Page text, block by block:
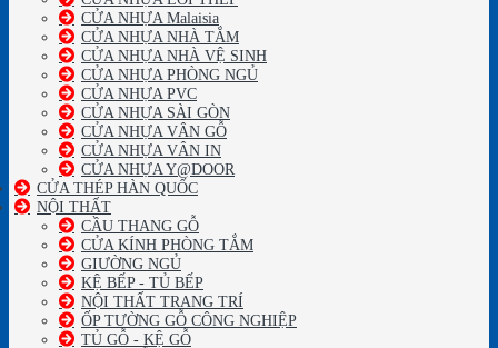
CỬA NHỰA Malaisia
CỬA NHỰA NHÀ TẮM
CỬA NHỰA NHÀ VỆ SINH
CỬA NHỰA PHÒNG NGỦ
CỬA NHỰA PVC
CỬA NHỰA SÀI GÒN
CỬA NHỰA VÂN GỖ
CỬA NHỰA VÂN IN
CỬA NHỰA Y@DOOR
CỬA THÉP HÀN QUỐC
NỘI THẤT
CẦU THANG GỖ
CỬA KÍNH PHÒNG TẮM
GIƯỜNG NGỦ
KỆ BẾP - TỦ BẾP
NỘI THẤT TRANG TRÍ
ỐP TƯỜNG GỖ CÔNG NGHIỆP
TỦ GỖ - KỆ GỖ